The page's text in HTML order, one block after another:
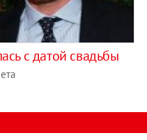
с датой свадьбы